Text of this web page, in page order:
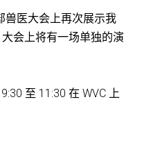
兽医大会上再次展示我
会上将有一场单独的演
至 11:30 在 WVC 上